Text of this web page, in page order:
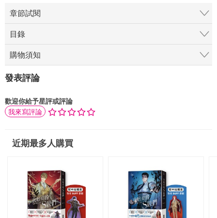
章節試閱
目錄
購物須知
發表評論
歡迎你給予星評或評論
我來寫評論
近期最多人購買